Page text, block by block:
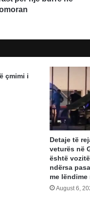
çmimi i
Detaje të
veturës në
është
ndërsa
me lëndime
August 6,